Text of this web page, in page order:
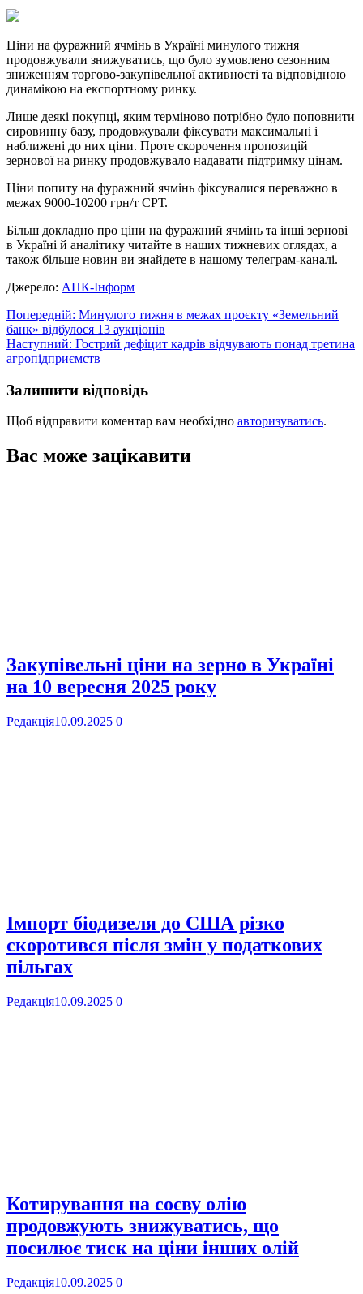
Link
Print
Ціни на фуражний ячмінь в Україні минулого тижня
продовжували знижуватись, що було зумовлено сезонним
зниженням торгово-закупівельної активності та відповідною
динамікою на експортному ринку.
Лише деякі покупці, яким терміново потрібно було поповнити
сировинну базу, продовжували фіксувати максимальні і
наближені до них ціни. Проте скорочення пропозицій
зернової на ринку продовжувало надавати підтримку цінам.
Ціни попиту на фуражний ячмінь фіксувалися переважно в
межах 9000-10200 грн/т СРТ.
Більш докладно про ціни на фуражний ячмінь та інші зернові
в Україні й аналітику читайте в наших тижневих оглядах, а
також більше новин ви знайдете в нашому телеграм-каналі.
Джерело: АПК-Інформ
Навігація
записів
Попередній: Минулого тижня в межах проєкту «Земельний
банк» відбулося 13 аукціонів
Наступний: Гострий дефіцит кадрів відчувають понад третина
агропідприємств
Залишити відповідь
Щоб відправити коментар вам необхідно авторизуватись.
Вас може зацікавити
Закупівельні ціни на зерно в Україні
на 10 вересня 2025 року
Редакція10.09.2025 0
Імпорт біодизеля до США різко
скоротився після змін у податкових
пільгах
Редакція10.09.2025 0
Котирування на соєву олію
продовжують знижуватись, що
посилює тиск на ціни інших олій
Редакція10.09.2025 0